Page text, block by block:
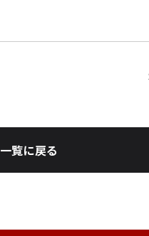
一覧に戻る